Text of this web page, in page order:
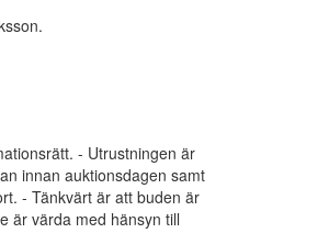
- Utrustningen är
innan auktionsdagen samt
- Tänkvärt är att buden är
är värda med hänsyn till